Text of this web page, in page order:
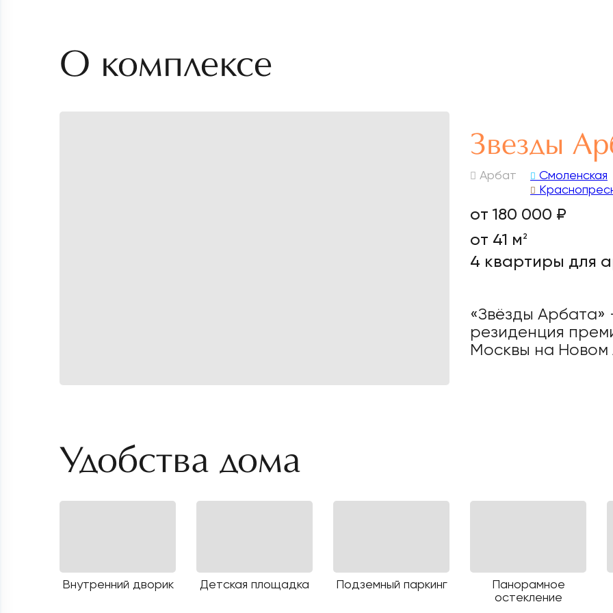
О комплексе
Звезды
Арбат
Смоленская
от 180 000 ₽
от 41 м 2
4 квартиры для
«Звёзды Арбата»
резиденция
Москвы на Новом
Удобства дома
Внутренний дворик Детская площадка Подземный паркинг
Панорамное
остекление